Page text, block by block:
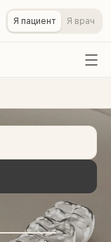
Я пациент Я врач